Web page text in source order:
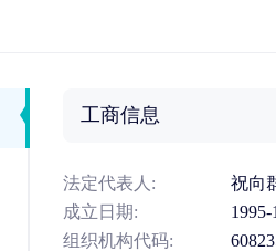
工商信息
法定代表人:
祝向
成立日期:
1995-
组织机构代码: